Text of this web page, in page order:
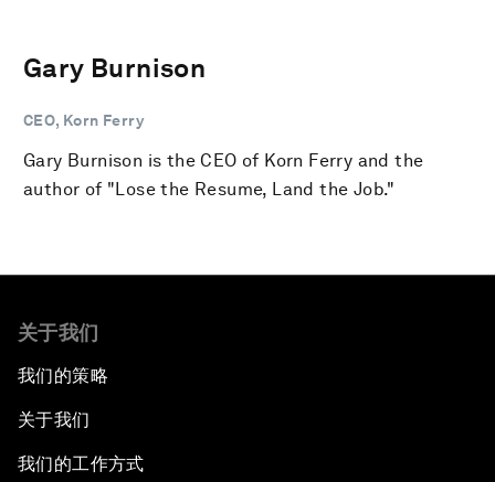
Gary Burnison
CEO, Korn Ferry
Gary Burnison is the CEO of Korn Ferry and the
author of "Lose the Resume, Land the Job."
关于我们
我们的策略
关于我们
我们的工作方式